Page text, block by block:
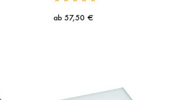
ab 57,50 €